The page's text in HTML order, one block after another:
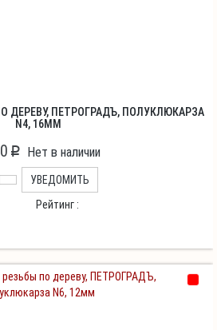
ДЕРЕВУ, ПЕТРОГРАДЪ, ПОЛУКЛЮКАРЗА
N4, 16ММ
p Нет в наличии
УВЕДОМИТЬ
Рейтинг :